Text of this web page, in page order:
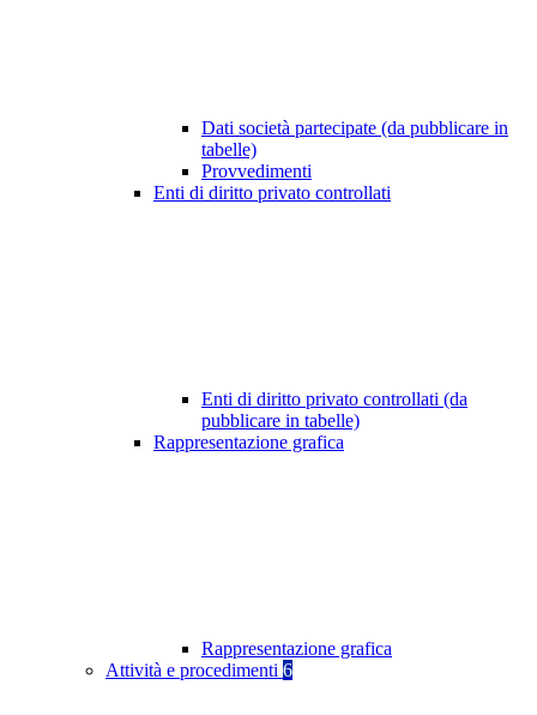
Dati società partecipate (da pubblicare in
tabelle)
Provvedimenti
Enti di diritto privato controllati
Enti di diritto privato controllati (da
pubblicare in tabelle)
Rappresentazione grafica
Rappresentazione grafica
Attività e procedimenti 6